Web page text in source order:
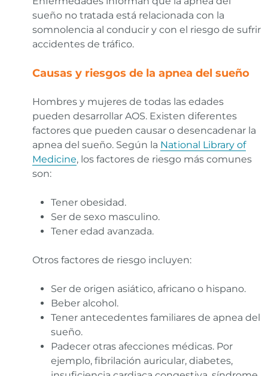
sueño no tratada está relacionada con la
somnolencia al conducir y con el riesgo de sufrir
accidentes de tráfico.
Causas y riesgos de la apnea del sueño
Hombres y mujeres de todas las edades
pueden desarrollar AOS. Existen diferentes
factores que pueden causar o desencadenar la
apnea del sueño. Según la National Library of
Medicine, los factores de riesgo más comunes
son:
Tener obesidad.
Ser de sexo masculino.
Tener edad avanzada.
Otros factores de riesgo incluyen:
Ser de origen asiático, africano o hispano.
Beber alcohol.
Tener antecedentes familiares de apnea del
sueño.
Padecer otras afecciones médicas. Por
ejemplo, fibrilación auricular, diabetes,